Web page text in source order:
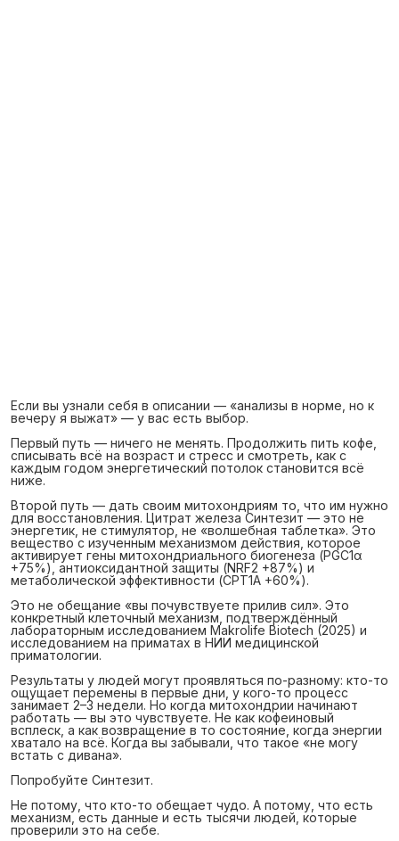
Если вы узнали себя в описании — «анализы в норме, но к
вечеру я выжат» — у вас есть выбор.
Первый путь — ничего не менять. Продолжить пить кофе,
списывать всё на возраст и стресс и смотреть, как с
каждым годом энергетический потолок становится всё
ниже.
Второй путь — дать своим митохондриям то, что им нужно
для восстановления. Цитрат железа Синтезит — это не
энергетик, не стимулятор, не «волшебная таблетка». Это
вещество с изученным механизмом действия, которое
активирует гены митохондриального биогенеза (PGC1α
+75%), антиоксидантной защиты (NRF2 +87%) и
метаболической эффективности (CPT1A +60%).
Это не обещание «вы почувствуете прилив сил». Это
конкретный клеточный механизм, подтверждённый
лабораторным исследованием Makrolife Biotech (2025) и
исследованием на приматах в НИИ медицинской
приматологии.
Результаты у людей могут проявляться по-разному: кто-то
ощущает перемены в первые дни, у кого-то процесс
занимает 2–3 недели. Но когда митохондрии начинают
работать — вы это чувствуете. Не как кофеиновый
всплеск, а как возвращение в то состояние, когда энергии
хватало на всё. Когда вы забывали, что такое «не могу
встать с дивана».
Попробуйте Синтезит.
Не потому, что кто-то обещает чудо. А потому, что есть
механизм, есть данные и есть тысячи людей, которые
проверили это на себе.